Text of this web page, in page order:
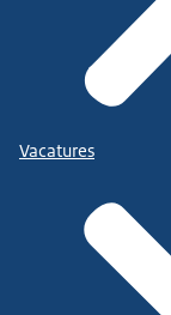
Vacatures